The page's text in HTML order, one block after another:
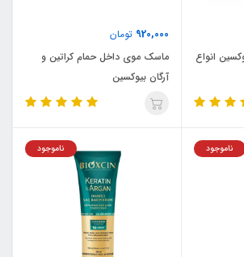
انواع
920,000 تومان
ماسک موی داخل حمام کراتین و
آرگان بیوکسین
ناموجود ناموجود